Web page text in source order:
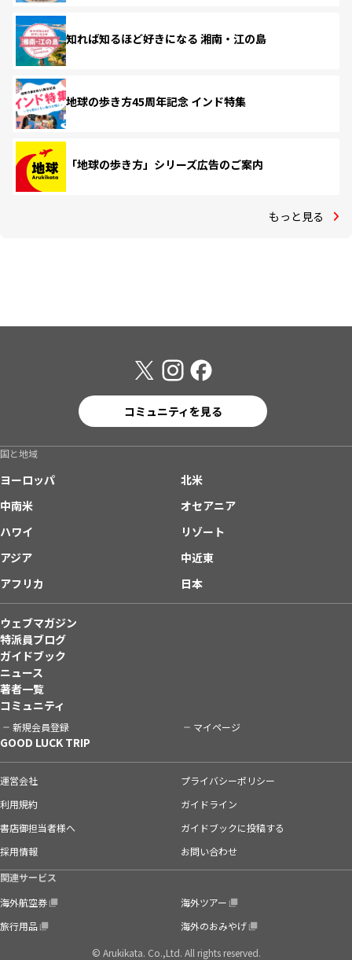
知れば知るほど好きになる 湘南・江の島
地球の歩き方45周年記念 インド特集
「地球の歩き方」シリーズ広告のご案内
もっと見る
コミュニティを見る
国と地域
ヨーロッパ
北米
中南米
オセアニア
ハワイ
リゾート
アジア
中近東
アフリカ
日本
ウェブマガジン
特派員ブログ
ガイドブック
ニュース
著者一覧
コミュニティ
新規会員登録 マイページ
GOOD LUCK TRIP
運営会社
プライバシーポリシー
利用規約
ガイドライン
書店御担当者様へ
ガイドブックに投稿する
採用情報
お問い合わせ
関連サービス
海外航空券
海外ツアー
旅行用品
海外のおみやげ
© Arukikata. Co.,Ltd. All rights reserved.